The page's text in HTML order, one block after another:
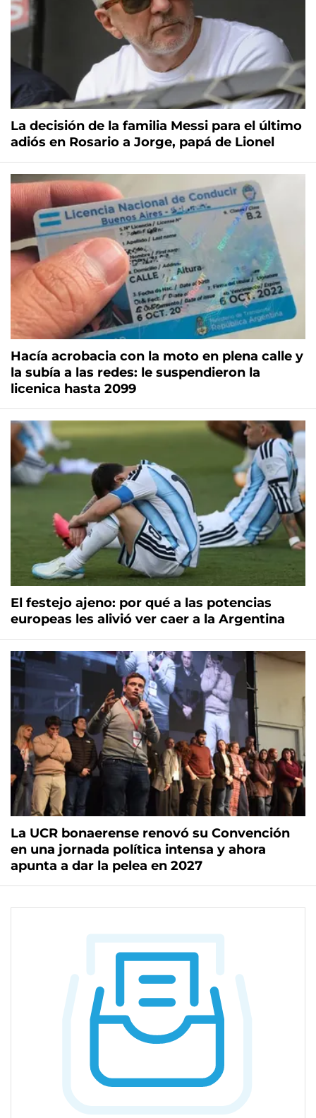
La decisión de la familia Messi para el último
adiós en Rosario a Jorge, papá de Lionel
Hacía acrobacia con la moto en plena calle y
la subía a las redes: le suspendieron la
licenica hasta 2099
El festejo ajeno: por qué a las potencias
europeas les alivió ver caer a la Argentina
La UCR bonaerense renovó su Convención
en una jornada política intensa y ahora
apunta a dar la pelea en 2027